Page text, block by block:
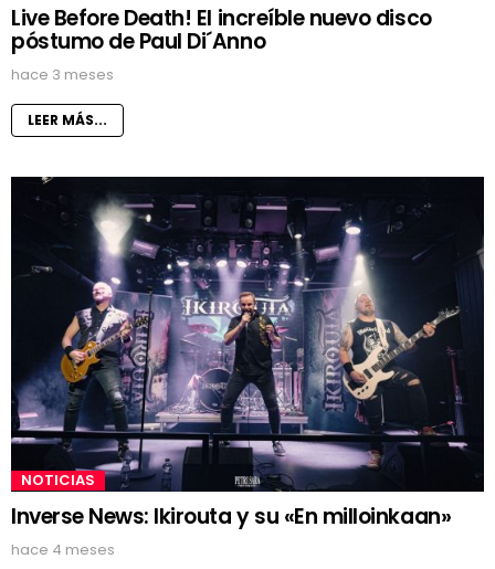
Live Before Death! El increíble nuevo disco
póstumo de Paul Di´Anno
hace 3 meses
LEER MÁS...
NOTICIAS
Inverse News: Ikirouta y su «En milloinkaan»
hace 4 meses